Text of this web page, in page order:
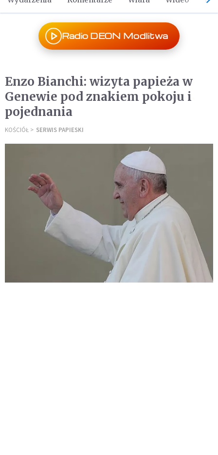
Radio DEON Modlitwa
Enzo Bianchi: wizyta papieża w
Genewie pod znakiem pokoju i
pojednania
KOŚCIÓŁ SERWIS PAPIESKI